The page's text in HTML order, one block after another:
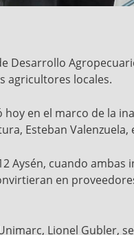
Desarrollo
agricultores locales.
hoy en el marco de la
Esteban
Aysén, cuando
en
Lionel Gubler,